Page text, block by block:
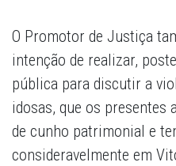
O Promotor de Justiça
intenção de realizar,
pública para discutir a
idosas, que os presentes
de cunho patrimonial e
consideravelmente em